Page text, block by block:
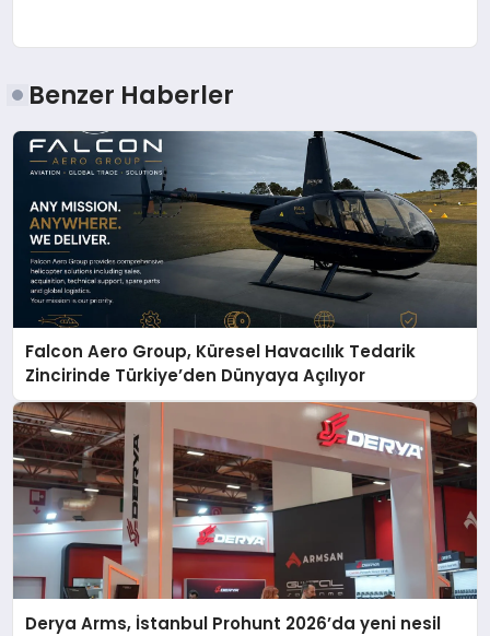
Benzer Haberler
Falcon Aero Group, Küresel Havacılık Tedarik
Zincirinde Türkiye’den Dünyaya Açılıyor
Derya Arms, İstanbul Prohunt 2026’da yeni nesil